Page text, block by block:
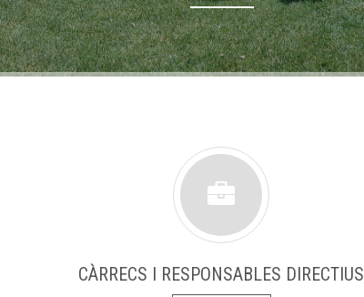
CÀRRECS I RESPONSABLES DIRECTIUS